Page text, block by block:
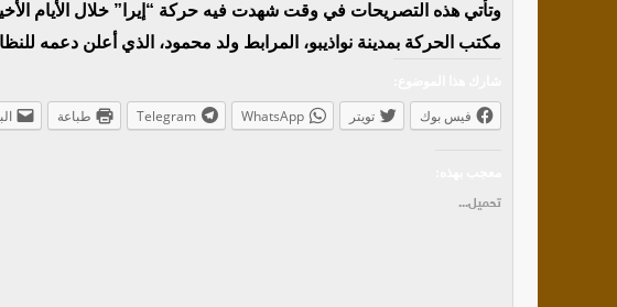
وتأتي هذه التصريحات في وقت شهدت فيه حركة “إيرا” خلال الأيام
مكتب الحركة بمدينة نواذيبو، المرابط ولد محمود، الذي أعلن دعمه
فيس بوك تويتر WhatsApp
Telegram طباعة
تحميل...